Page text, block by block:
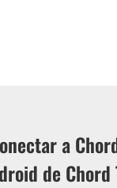
a
de